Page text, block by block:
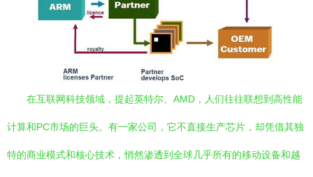
在互联网科技领域，提起英特尔、AMD，人们往往联想到高性能
计算和PC市场的巨头。有一家公司，它不直接生产芯片，却凭借其独
特的商业模式和核心技术，悄然渗透到全球几乎所有的移动设备和越